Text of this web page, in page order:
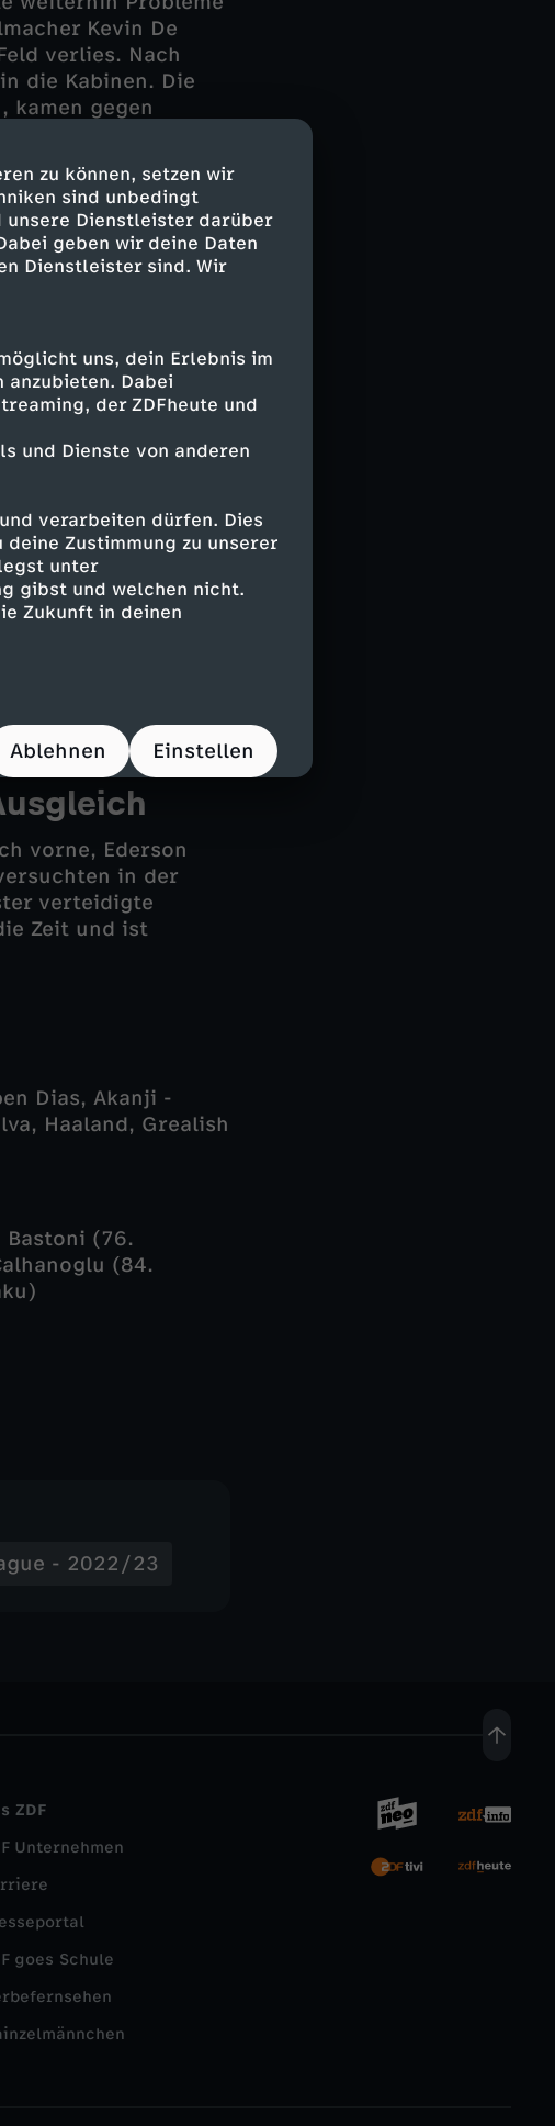
zu können, setzen wir
sind unbedingt
Dienstleister darüber
geben wir deine Daten
Dienstleister sind. Wir
uns, dein Erlebnis im
anzubieten. Dabei
der ZDFheute und
und Dienste von anderen
verarbeiten dürfen. Dies
Zustimmung zu unserer
unter
gibst und welchen nicht.
Zukunft in deinen
Ablehnen Einstellen
Kevin De
verlies. Nach
die Kabinen. Die
kamen gegen
intensiven
nach Lösungen,
Nach einem
brasilianische
(58.). Die
und setzte sich
einem schönen
wo der
traf (68.). Im
Kopf. Zunächst
stand mit Romelu
besser aus. Phil
vorne, Ederson
in der
verteidigte
Zeit und ist
Dias, Akanji -
Haaland, Grealish
Bastoni (76.
(84.
- 2022/23
ZDF
Unternehmen
goes Schule